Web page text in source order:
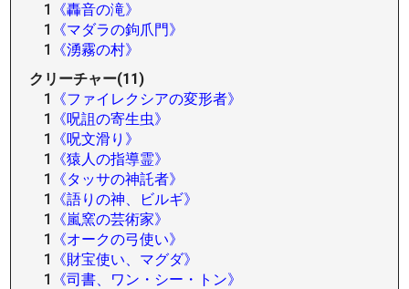
1
《轟音の滝》
1
《マダラの鉤爪門》
1
《湧霧の村》
クリーチャー(11)
1
《ファイレクシアの変形者》
1
《呪詛の寄生虫》
1
《呪文滑り》
1
《猿人の指導霊》
1
《タッサの神託者》
1
《語りの神、ビルギ》
1
《嵐窯の芸術家》
1
《オークの弓使い》
1
《財宝使い、マグダ》
1
《司書、ワン・シー・トン》